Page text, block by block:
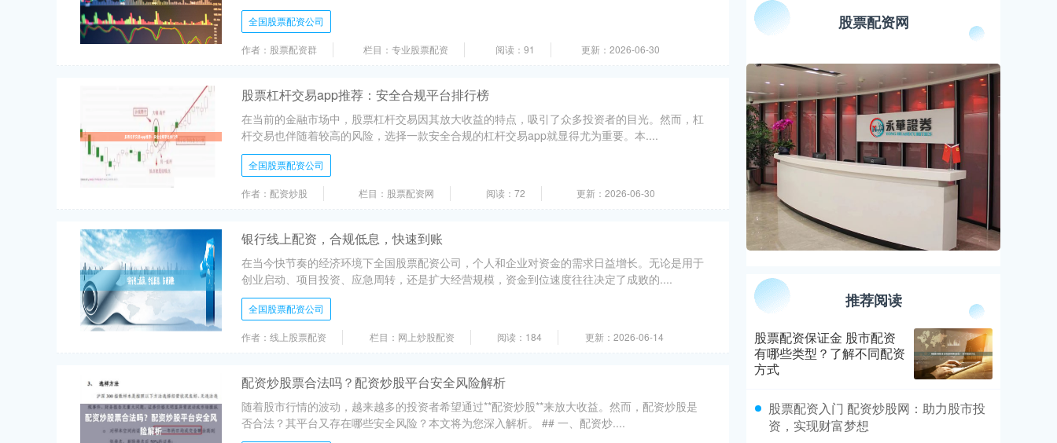
全国股票配资公司
作者：股票配资群 栏目：专业股票配资 阅读：91 更新：2026-06-30
股票杠杆交易app推荐：安全合规平台排行榜
在当前的金融市场中，股票杠杆交易因其放大收益的特点，吸引了众多投资者的目光。然而，杠
杆交易也伴随着较高的风险，选择一款安全合规的杠杆交易app就显得尤为重要。本....
全国股票配资公司
作者：配资炒股 栏目：股票配资网 阅读：72 更新：2026-06-30
银行线上配资，合规低息，快速到账
在当今快节奏的经济环境下全国股票配资公司，个人和企业对资金的需求日益增长。无论是用于
创业启动、项目投资、应急周转，还是扩大经营规模，资金到位速度往往决定了成败的....
全国股票配资公司
作者：线上股票配资 栏目：网上炒股配资 阅读：184 更新：2026-06-14
配资炒股票合法吗？配资炒股平台安全风险解析
随着股市行情的波动，越来越多的投资者希望通过**配资炒股**来放大收益。然而，配资炒股是
否合法？其平台又存在哪些安全风险？本文将为您深入解析。 ## 一、配资炒....
股票配资网
推荐阅读
股票配资保证金 股市配资
有哪些类型？了解不同配资
方式
​股票配资入门 配资炒股网：助力股市投
资，实现财富梦想